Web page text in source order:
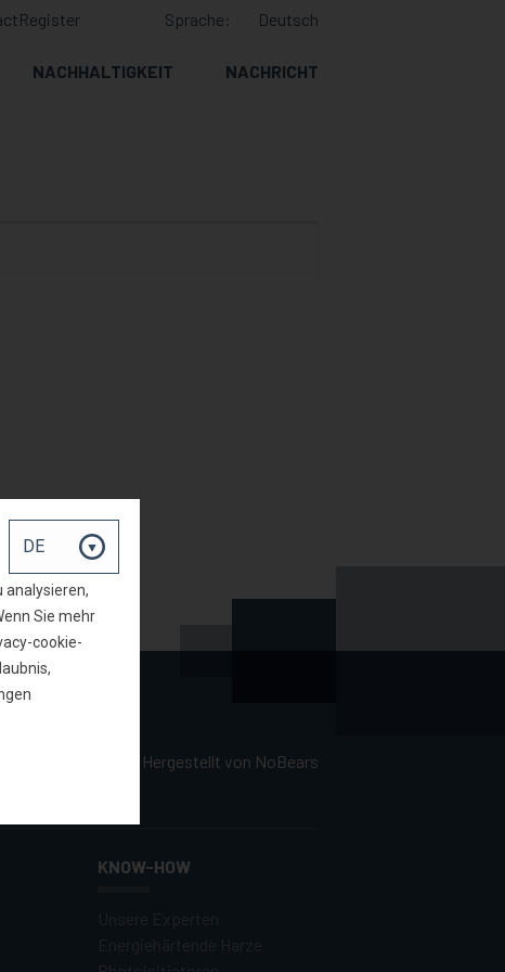
NACHHALTIGKEIT NACHRICHT
Sprache: Deutsch
Register
Hergestellt von NoBears
KNOW-HOW
analysieren,
Sie mehr
cookie-